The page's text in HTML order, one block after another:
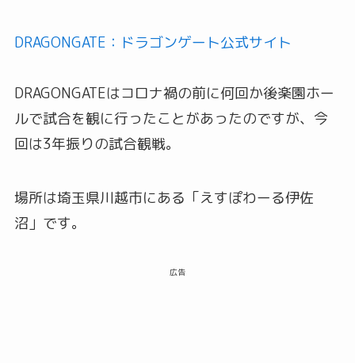
DRAGONGATE：ドラゴンゲート公式サイト
DRAGONGATEはコロナ禍の前に何回か後楽園ホー
ルで試合を観に行ったことがあったのですが、今
回は3年振りの試合観戦。
場所は埼玉県川越市にある「えすぽわーる伊佐
沼」です。
広告